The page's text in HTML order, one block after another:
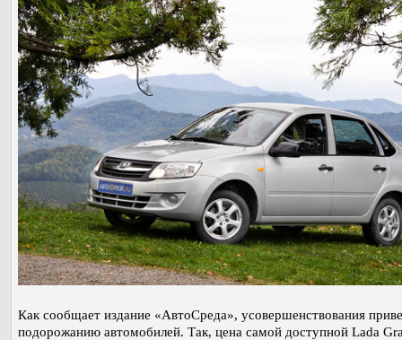
Как сообщает издание «АвтоСреда», усовершенствования
подорожанию автомобилей. Так, цена самой доступной Lada